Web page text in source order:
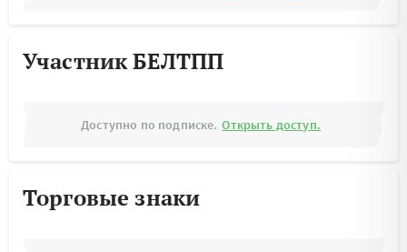
Участник БЕЛТПП
Доступно по подписке. Открыть доступ.
Торговые знаки